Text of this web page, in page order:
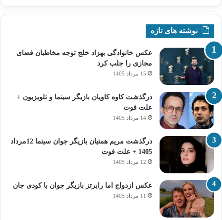
نوشته های تازه
عکس خانوادگی بهزاد خلج توجه مخاطبان فضای
مجازی را جلب کرد
15 مرداد 1405
درگذشت کاوه کاویان بازیگر سینما و تلویزیون +
علت فوت
14 مرداد 1405
درگذشت مریم همتیان بازیگر جوان سینما 12مرداد
1405 + علت فوت
12 مرداد 1405
عکس ازدواج اما رابرتز بازیگر جوان با کودی جان
11 مرداد 1405